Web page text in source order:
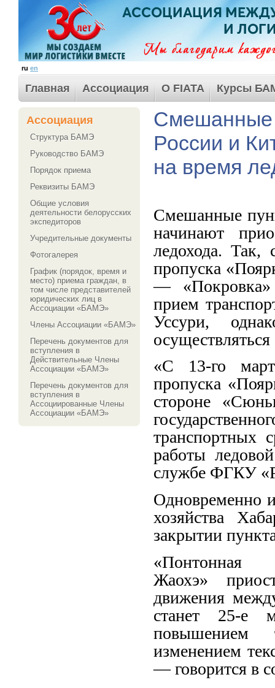
ru en
Главная Ассоциация О FIATA Курсы
Ассоциация
Структура БАМЭ
Руководство БАМЭ
Порядок приема
Реквизиты БАМЭ
Общие условия
деятельности белорусских
экспедиторов
Учредительные документы
Фотогалерея
График (порядок, время и
место) приема граждан, в
том числе представителей
юридических лиц в
Ассоциации «БАМЭ»
Члены Ассоциации «БАМЭ»
Перечень документов для
вступления в
Действительные Члены
Ассоциации «БАМЭ»
Перечень документов для
вступления в
Ассоциированные Члены
Ассоциации «БАМЭ»
Смешанные
России и
на время
Смешанные
начинают
ледохода. Так,
пропуска
— «Покровка»
прием
Уссури,
«С 13-го
пропуска
стороне
транспортных
работы
службе ФГКУ
Одновременно
хозяйства
закрытии
Жаохэ»
движения
станет 25-е
повышением
изменением
— говорится в